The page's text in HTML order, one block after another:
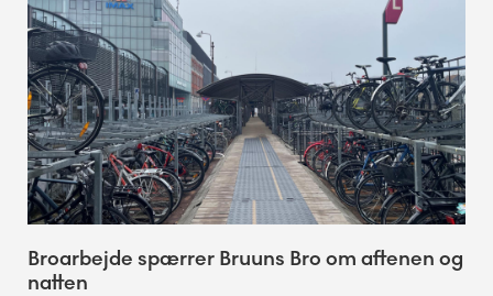
Broarbejde spærrer Bruuns Bro om aftenen og
natten